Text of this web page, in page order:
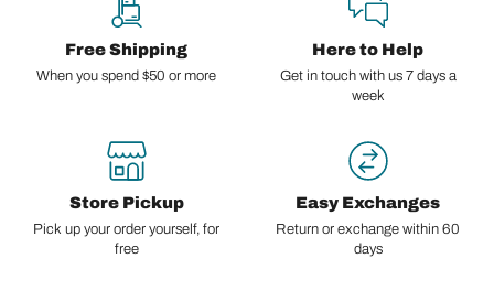
Free Shipping
When you spend $50 or more
Here to Help
Get in touch with us 7 days a
week
Store Pickup
Pick up your order yourself, for
free
Easy Exchanges
Return or exchange within 60
days